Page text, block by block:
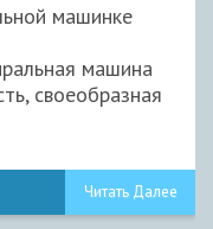
машинке
машина
своеобразная
Читать Далее